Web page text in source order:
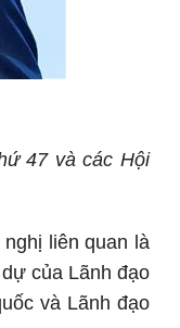
47 và các Hội
liên quan là
của Lãnh đạo
và Lãnh đạo